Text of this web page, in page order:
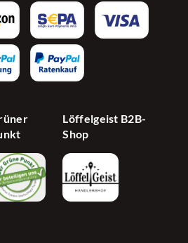
Löffelgeist B2B-
Shop